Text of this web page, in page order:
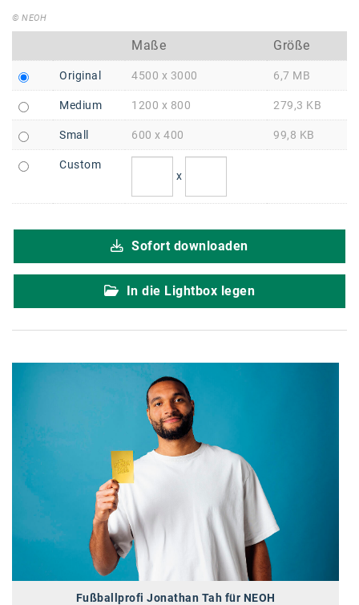
Brandl Talos
Braun
BRP-Rotax
Bundesdenkmalamt
Calle Libre
karriere.at
Ketchum GmbH
Kinderwunschzentrum
Kostenwahrheit
© NEOH
Maße Größe
Original 4500 x 3000 6,7 MB
Medium 1200 x 800 279,3 KB
Small 600 x 400 99,8 KB
Custom
x
Sofort downloaden
In die Lightbox legen
Fußballprofi Jonathan Tah für NEOH